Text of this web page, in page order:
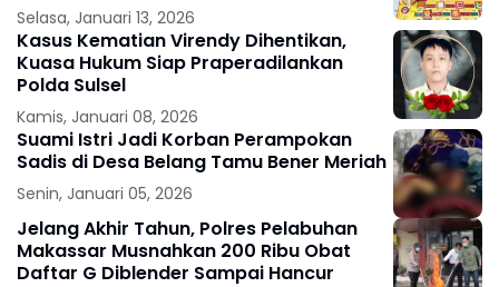
Selasa, Januari 13, 2026
Kasus Kematian Virendy Dihentikan,
Kuasa Hukum Siap Praperadilankan
Polda Sulsel
Kamis, Januari 08, 2026
Suami Istri Jadi Korban Perampokan
Sadis di Desa Belang Tamu Bener Meriah
Senin, Januari 05, 2026
Jelang Akhir Tahun, Polres Pelabuhan
Makassar Musnahkan 200 Ribu Obat
Daftar G Diblender Sampai Hancur